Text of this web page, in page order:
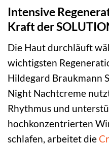
Intensive
Kraft der
Die Haut durchläuft
wichtigsten
Hildegard Braukmann
Night Nachtcreme
Rhythmus und
hochkonzentrierten
schlafen, arbeitet die